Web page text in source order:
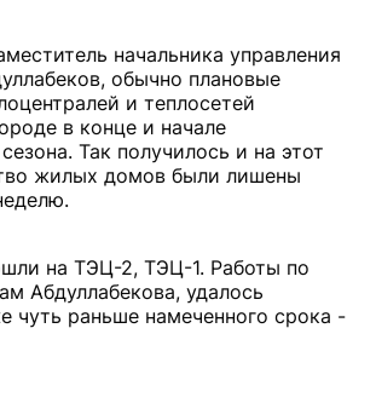
начальника управления
обычно плановые
и теплосетей
в конце и начале
Так получилось и на этот
жилых домов были лишены
на ТЭЦ-2, ТЭЦ-1. Работы по
Абдуллабекова, удалось
чуть раньше намеченного срока -